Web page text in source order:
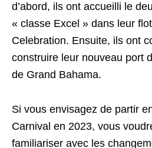
d’abord, ils ont accueilli le
« classe Excel » dans leur
Celebration. Ensuite, ils ont
construire leur nouveau port
de Grand Bahama.
Si vous envisagez de partir
Carnival en 2023, vous
familiariser avec les